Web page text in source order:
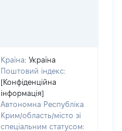
Країна: Україна
Поштовий індекс:
[Конфіденційна
інформація]
Автономна Республіка
Крим/область/місто зі
спеціальним статусом: